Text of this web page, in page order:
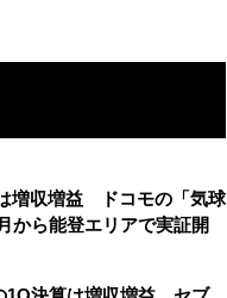
増収増益 ドコモの「気球
から能登エリアで実証開